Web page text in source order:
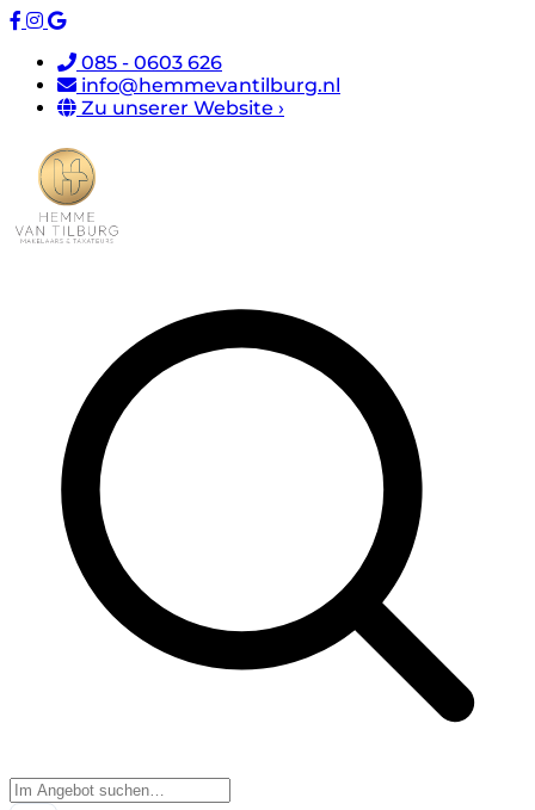
085 - 0603 626
info@hemmevantilburg.nl
Zu unserer Website ›